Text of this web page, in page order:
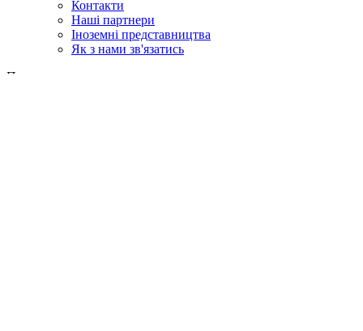
Контакти
Наші партнери
Іноземні представництва
Як з нами зв'язатись
Пошук